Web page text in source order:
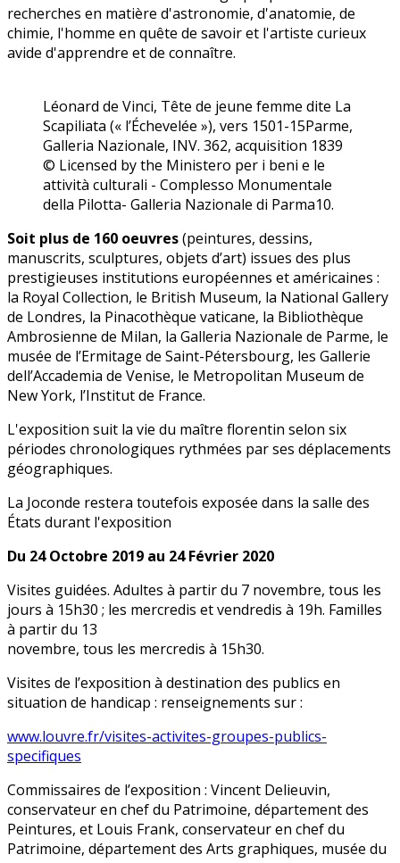
recherches en matière d'astronomie, d'anatomie, de
chimie, l'homme en quête de savoir et l'artiste curieux
avide d'apprendre et de connaître.
Léonard de Vinci, Tête de jeune femme dite La
Scapiliata (« l’Échevelée »), vers 1501-15Parme,
Galleria Nazionale, INV. 362, acquisition 1839
© Licensed by the Ministero per i beni e le
attività culturali - Complesso Monumentale
della Pilotta- Galleria Nazionale di Parma10.
Soit plus de 160 oeuvres(peintures, dessins,
manuscrits, sculptures, objets d’art) issues des plus
prestigieuses institutions européennes et américaines :
la Royal Collection, le British Museum, la National Gallery
de Londres, la Pinacothèque vaticane, la Bibliothèque
Ambrosienne de Milan, la Galleria Nazionale de Parme, le
musée de l’Ermitage de Saint-Pétersbourg, les Gallerie
dell’Accademia de Venise, le Metropolitan Museum de
New York, l’Institut de France.
L'exposition suit la vie du maître florentin selon six
périodes chronologiques rythmées par ses déplacements
géographiques.
La Joconde restera toutefois exposée dans la salle des
États durant l'exposition
Du 24 Octobre 2019 au 24 Février 2020
Visites guidées. Adultes à partir du 7 novembre, tous les
jours à 15h30 ; les mercredis et vendredis à 19h. Familles
à partir du 13
novembre, tous les mercredis à 15h30.
Visites de l’exposition à destination des publics en
situation de handicap : renseignements sur :
www.louvre.fr/visites-activites-groupes-publics-
specifiques
Commissaires de l’exposition : Vincent Delieuvin,
conservateur en chef du Patrimoine, département des
Peintures, et Louis Frank, conservateur en chef du
Patrimoine, département des Arts graphiques, musée du